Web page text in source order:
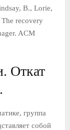
B., Lorie,
The recovery
ACM
Откат
группа
собой